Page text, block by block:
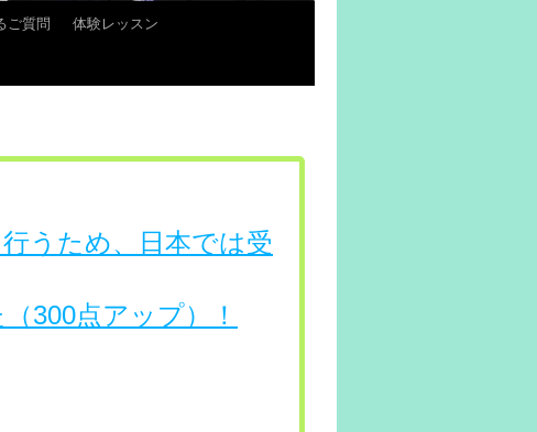
ご質問
体験レッスン
うため、日本では受
300点アップ）！